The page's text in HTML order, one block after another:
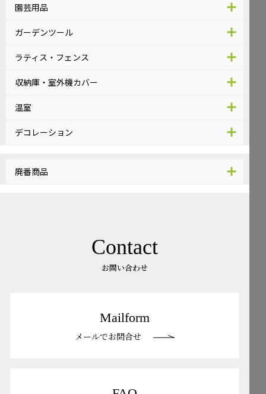
園芸用品
ガーデンツール
ラティス・フェンス
収納庫・室外機カバー
温室
デコレーション
廃番商品
Contact
お問い合わせ
Mailform
メールでお問合せ